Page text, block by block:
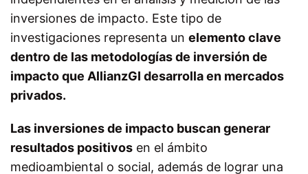
inversiones de impacto. Este tipo de
investigaciones representa un elemento clave
dentro de las metodologías de inversión de
impacto que AllianzGI desarrolla en mercados
privados.
Las inversiones de impacto buscan generar
resultados positivos en el ámbito
medioambiental o social, además de lograr una